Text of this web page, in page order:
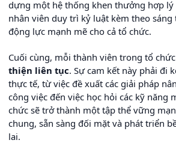
dựng một hệ thống khen thưởng hợp lý
nhân viên duy trì kỷ luật kèm theo
động lực mạnh mẽ cho cả tổ chức.
Cuối cùng, mỗi thành viên trong tổ
thiện liên tục. Sự cam kết này phải đi
thực tế, từ việc đề xuất các giải pháp
công việc đến việc học hỏi các kỹ năng
chức sẽ trở thành một tập thể vững
chung, sẵn sàng đối mặt và phát triển
lai.